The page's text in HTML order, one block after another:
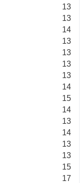
13
13
14
13
13
13
13
14
15
14
13
14
13
13
15
17